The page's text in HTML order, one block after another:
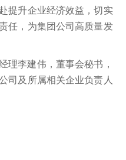
提升企业经济效益，切实
任，为集团公司高质量发
理李建伟，董事会秘书，
司及所属相关企业负责人